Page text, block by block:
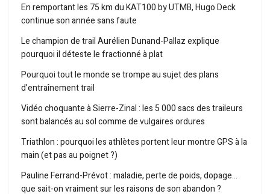
En remportant les 75 km du KAT100 by UTMB, Hugo Deck
continue son année sans faute
Le champion de trail Aurélien Dunand-Pallaz explique
pourquoi il déteste le fractionné à plat
Pourquoi tout le monde se trompe au sujet des plans
d’entraînement trail
Vidéo choquante à Sierre-Zinal : les 5 000 sacs des traileurs
sont balancés au sol comme de vulgaires ordures
Triathlon : pourquoi les athlètes portent leur montre GPS à la
main (et pas au poignet ?)
Pauline Ferrand-Prévot : maladie, perte de poids, dopage…
que sait-on vraiment sur les raisons de son abandon ?